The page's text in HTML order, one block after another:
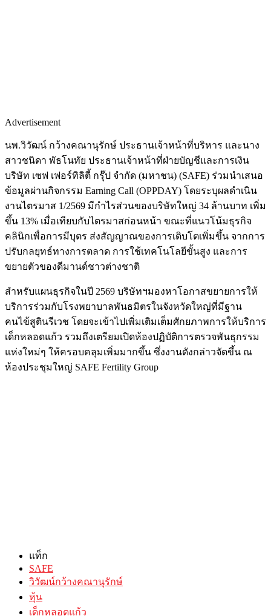
Advertisement
นพ.วิวัฒน์ กว้างคณานุรักษ์ ประธานเจ้าหน้าที่บริหาร และนาง
สาวชนิดา พัธโนทัย ประธานเจ้าหน้าที่ฝ่ายบัญชีและการเงิน
บริษัท เซฟ เฟอร์ทิลิตี้ กรุ๊ป จำกัด (มหาชน) (SAFE) ร่วมนำเสนอ
ข้อมูลผ่านกิจกรรม Earning Call (OPPDAY) โดยระบุผลดำเนิน
งานไตรมาส 1/2569 มีกำไรส่วนของบริษัทใหญ่ 34 ล้านบาท เพิ่ม
ขึ้น 13% เมื่อเทียบกับไตรมาสก่อนหน้า ขณะที่แนวโน้มธุรกิจ
คลินิกเพื่อการมีบุตร ส่งสัญญาณของการเติบโตเพิ่มขึ้น จากการ
ปรับกลยุทธ์ทางการตลาด การใช้เทคโนโลยีขั้นสูง และการ
ขยายตัวของดีมานด์ชาวต่างชาติ
สำหรับแผนธุรกิจในปี 2569 บริษัทฯมองหาโอกาสขยายการให้
บริการร่วมกับโรงพยาบาลพันธมิตรในจังหวัดใหญ่ที่มีฐาน
คนไข้สูตินรีเวช โดยจะเข้าไปเพิ่มเติมเต็มศักยภาพการให้บริการ
เด็กหลอดแก้ว รวมถึงเตรียมเปิดห้องปฏิบัติการตรวจพันธุกรรม
แห่งใหม่ๆ ให้ครอบคลุมเพิ่มมากขึ้น ซึ่งงานดังกล่าวจัดขึ้น ณ
ห้องประชุมใหญ่ SAFE Fertility Group
แท็ก
SAFE
วิวัฒน์กว้างคณานุรักษ์
หุ้น
เด็กหลอดแก้ว